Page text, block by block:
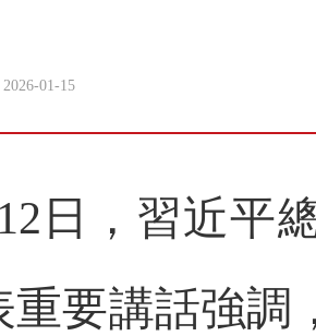
01-15
日，習近平
重要講話強調